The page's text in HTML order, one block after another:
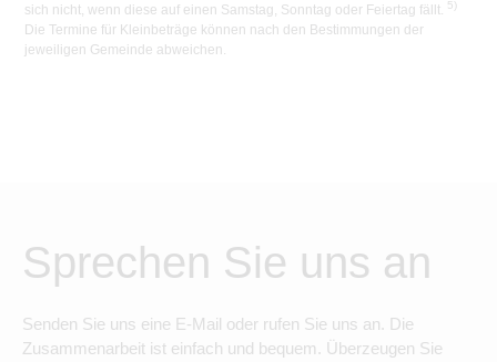
sich nicht, wenn diese auf einen Samstag, Sonntag oder Feiertag fällt. 5)
Die Termine für Kleinbeträge können nach den Bestimmungen der
jeweiligen Gemeinde abweichen.
Sprechen Sie uns an
Senden Sie uns eine E-Mail oder rufen Sie uns an. Die
Zusammenarbeit ist einfach und bequem. Überzeugen Sie